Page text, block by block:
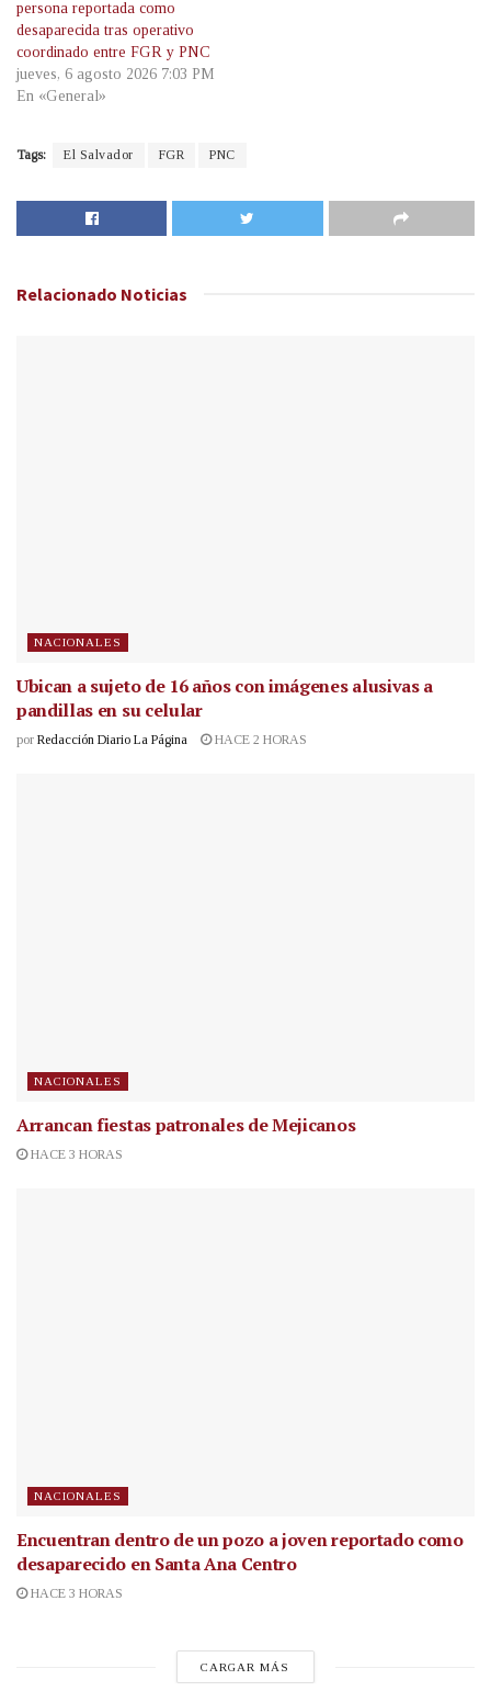
persona reportada como
desaparecida tras operativo
coordinado entre FGR y PNC
jueves, 6 agosto 2026 7:03 PM
En «General»
Tags: El Salvador FGR PNC
Relacionado Noticias
NACIONALES
Ubican a sujeto de 16 años con imágenes alusivas a
pandillas en su celular
por Redacción Diario La Página HACE 2 HORAS
NACIONALES
Arrancan fiestas patronales de Mejicanos
HACE 3 HORAS
NACIONALES
Encuentran dentro de un pozo a joven reportado como
desaparecido en Santa Ana Centro
HACE 3 HORAS
CARGAR MÁS